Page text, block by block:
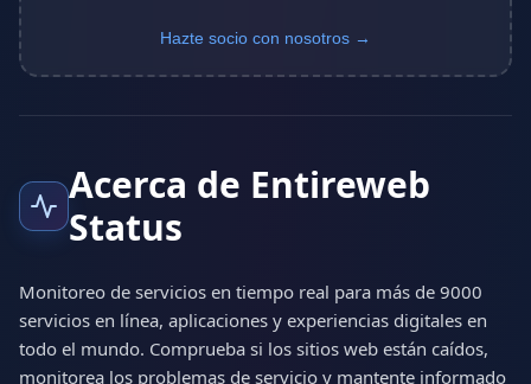
Hazte socio con nosotros →
Acerca de Entireweb
Status
Monitoreo de servicios en tiempo real para más de 9000
servicios en línea, aplicaciones y experiencias digitales en
todo el mundo. Comprueba si los sitios web están caídos,
monitorea los problemas de servicio y mantente informado